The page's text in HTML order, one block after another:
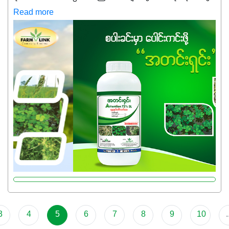
ကလည်း တက်နေတဲ့ဒီလိုအချိန်မှာ သွင်းအားစုဖိုးကို လျှော့ချပြီး
အထွက်နှုန်းကို ထိန်းထားနိုင်မှ ဦးကြီးတို့ အဆင်ပြေမှာနော် ✔️ဒါ
ကြောင့် ကိုယ်သုံးသမျှ ကိုယ့်အတွက်အကျိုးရစေမယ့်
အရည်အသွေးစိတ်ချရတဲ့ သွင်းအားစုပစ္စည်းတွေကိုပဲ ရွေးချယ်
သုံးသင့်ပါတယ်။
Read more
4 5 6 7 8 9 10